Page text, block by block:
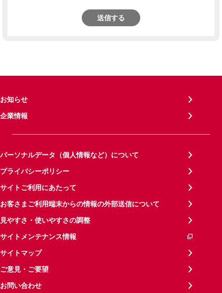
送信する
お知らせ
企業情報
パーソナルデータ（個人情報など）について
プライバシーポリシー
サイトご利用にあたって
お客さまご利用端末からの情報の外部送信について
見やすさ・使いやすさの調整
サイトメンテナンス情報
サイトマップ
ご意見・ご要望
お問い合わせ